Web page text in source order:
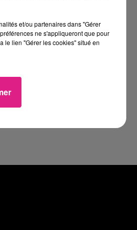
et
et/ou partenaires dans "Gérer
ne s'appliqueront que pour
le lien "Gérer les cookies" situé en